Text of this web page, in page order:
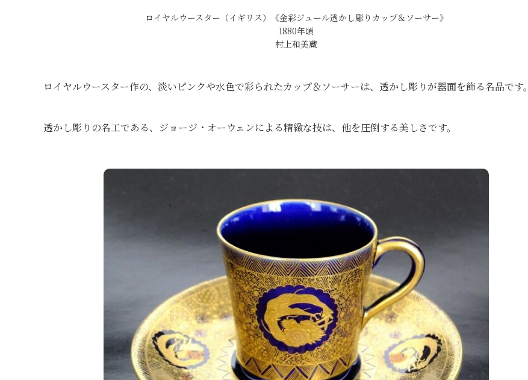
ロイヤルウースター（イギリス）《金彩ジュール透かし彫りカップ＆ソーサー》
1880年頃
村上和美蔵
ロイヤルウースター作の、淡いピンクや水色で彩られたカップ＆ソーサーは、透かし彫りが器面を飾る名品です。
透かし彫りの名工である、ジョージ・オーウェンによる精緻な技は、他を圧倒する美しさです。